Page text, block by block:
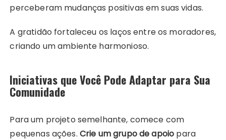
perceberam mudanças positivas em suas vidas.
A gratidão fortaleceu os laços entre os moradores,
criando um ambiente harmonioso.
Iniciativas que Você Pode Adaptar para Sua
Comunidade
Para um projeto semelhante, comece com
pequenas ações. Crie um grupo de apoio para